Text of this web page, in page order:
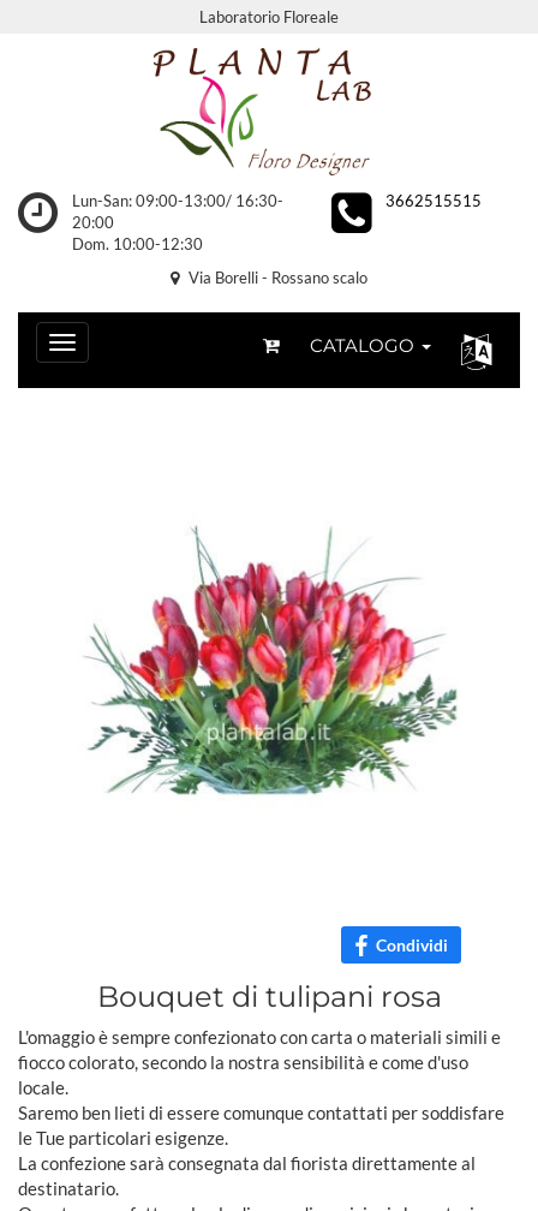
Laboratorio Floreale
Lun-San: 09:00-13:00/ 16:30-
20:00
Dom. 10:00-12:30
3662515515
Via Borelli - Rossano scalo
CATALOGO
Condividi
Bouquet di tulipani rosa
L'omaggio è sempre confezionato con carta o materiali simili e
fiocco colorato, secondo la nostra sensibilità e come d'uso
locale.
Saremo ben lieti di essere comunque contattati per soddisfare
le Tue particolari esigenze.
La confezione sarà consegnata dal fiorista direttamente al
destinatario.